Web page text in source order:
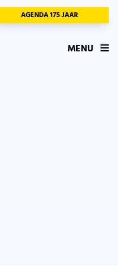
AGENDA 175 JAAR
MENU